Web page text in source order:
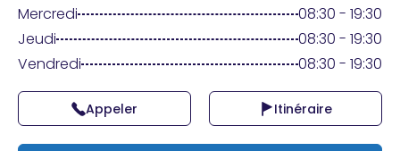
Mercredi
08:30 - 19:30
Jeudi
08:30 - 19:30
Vendredi
08:30 - 19:30
Appeler Itinéraire